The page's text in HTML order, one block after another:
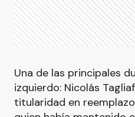
Una de las principales
izquierdo: Nicolás
titularidad en